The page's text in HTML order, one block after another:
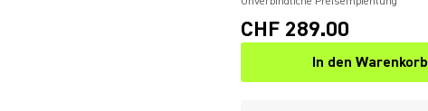
CHF 289.00
In den Warenkorb